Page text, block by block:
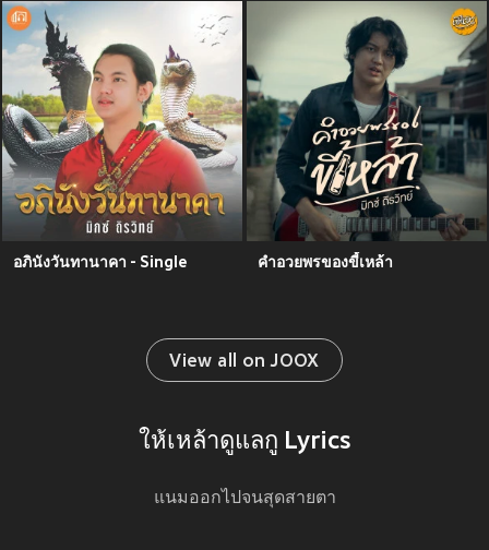
อภินังวันทานาคา - Single คำอวยพรของขี้เหล้า
View all on JOOX
ให้เหล้าดูแลกู Lyrics
แนมออกไปจนสุดสายตา